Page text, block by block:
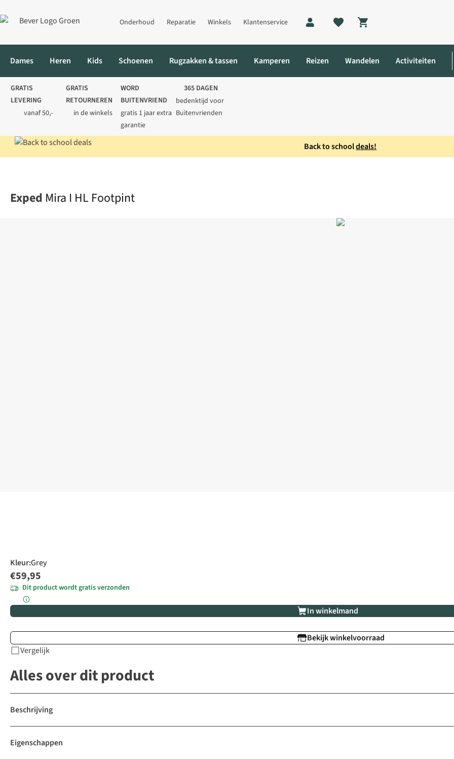
Onderhoud Reparatie Winkels Klantenservice
Shopping cart
Dames Heren Kids Schoenen Rugzakken & tassen Kamperen Reizen Wandelen Activiteiten
GRATIS
LEVERING
vanaf 50,-
GRATIS
RETOURNEREN
in de winkels
WORD
BUITENVRIEND
gratis 1 jaar extra
garantie
365 DAGEN
bedenktijd voor
Buitenvrienden
Back to schooldeals!
Exped Mira I HL Footpint
Kleur:Grey
€59,95
Dit product wordt gratis verzonden
In winkelmand
Bekijk winkelvoorraad
Vergelijk
Alles over dit product
Beschrijving
Eigenschappen